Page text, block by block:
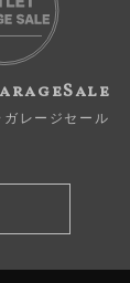
ガレージセール